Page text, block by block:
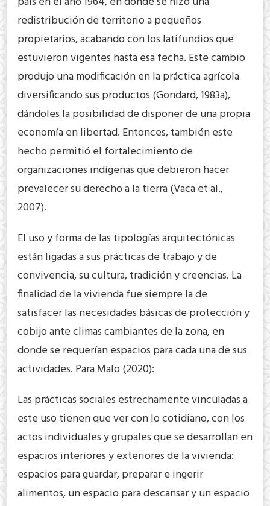
redistribución de territorio a pequeños
propietarios, acabando con los latifundios que
estuvieron vigentes hasta esa fecha. Este cambio
produjo una modificación en la práctica agrícola
diversificando sus productos (Gondard, 1983a),
dándoles la posibilidad de disponer de una propia
economía en libertad. Entonces, también este
hecho permitió el fortalecimiento de
organizaciones indígenas que debieron hacer
prevalecer su derecho a la tierra (Vaca et al.,
2007).
El uso y forma de las tipologías arquitectónicas
están ligadas a sus prácticas de trabajo y de
convivencia, su cultura, tradición y creencias. La
finalidad de la vivienda fue siempre la de
satisfacer las necesidades básicas de protección y
cobijo ante climas cambiantes de la zona, en
donde se requerían espacios para cada una de sus
actividades. Para Malo (2020):
Las prácticas sociales estrechamente vinculadas a
este uso tienen que ver con lo cotidiano, con los
actos individuales y grupales que se desarrollan en
espacios interiores y exteriores de la vivienda:
espacios para guardar, preparar e ingerir
alimentos, un espacio para descansar y un espacio